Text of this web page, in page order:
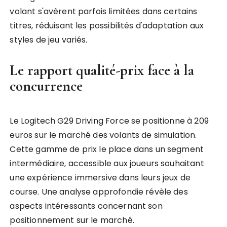
volant s'avèrent parfois limitées dans certains
titres, réduisant les possibilités d'adaptation aux
styles de jeu variés.
Le rapport qualité-prix face à la
concurrence
Le Logitech G29 Driving Force se positionne à 209
euros sur le marché des volants de simulation.
Cette gamme de prix le place dans un segment
intermédiaire, accessible aux joueurs souhaitant
une expérience immersive dans leurs jeux de
course. Une analyse approfondie révèle des
aspects intéressants concernant son
positionnement sur le marché.